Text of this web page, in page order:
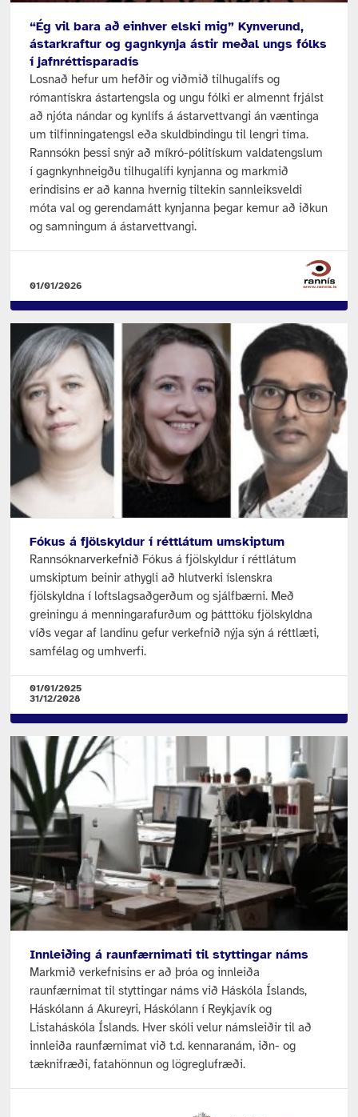
“Ég vil bara að einhver elski mig” Kynverund,
ástarkraftur og gagnkynja ástir meðal ungs fólks
í jafnréttisparadís
Losnað hefur um hefðir og viðmið tilhugalífs og
rómantískra ástartengsla og ungu fólki er almennt frjálst
að njóta nándar og kynlífs á ástarvettvangi án væntinga
um tilfinningatengsl eða skuldbindingu til lengri tíma.
Rannsókn þessi snýr að míkró-pólitískum valdatengslum
í gagnkynhneigðu tilhugalífi kynjanna og markmið
erindisins er að kanna hvernig tiltekin sannleiksveldi
móta val og gerendamátt kynjanna þegar kemur að iðkun
og samningum á ástarvettvangi.
01/01/2026
Fókus á fjölskyldur í réttlátum umskiptum
Rannsóknarverkefnið Fókus á fjölskyldur í réttlátum
umskiptum beinir athygli að hlutverki íslenskra
fjölskyldna í loftslagsaðgerðum og sjálfbærni. Með
greiningu á menningarafurðum og þátttöku fjölskyldna
víðs vegar af landinu gefur verkefnið nýja sýn á réttlæti,
samfélag og umhverfi.
01/01/2025
31/12/2028
Innleiðing á raunfærnimati til styttingar náms
Markmið verkefnisins er að þróa og innleiða
raunfærnimat til styttingar náms við Háskóla Íslands,
Háskólann á Akureyri, Háskólann í Reykjavík og
Listaháskóla Íslands. Hver skóli velur námsleiðir til að
innleiða raunfærnimat við t.d. kennaranám, iðn- og
tæknifræði, fatahönnun og lögreglufræði.